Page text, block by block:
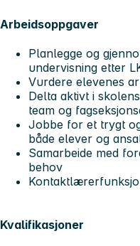
Arbeidsoppgaver
Planlegge og
undervisning etter
Vurdere elevenes
Delta aktivt i
team og
Jobbe for et trygt
både elever og
Samarbeide med
behov
Kvalifikasjoner